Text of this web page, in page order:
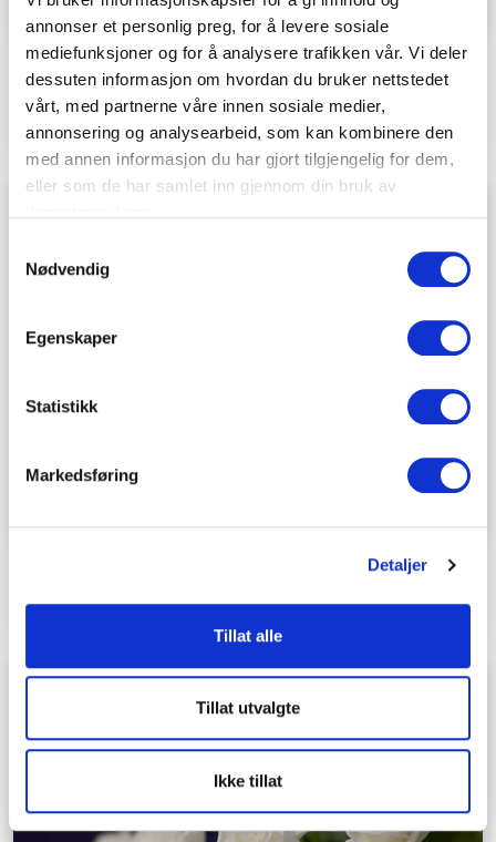
annonser et personlig preg, for å levere sosiale
mediefunksjoner og for å analysere trafikken vår. Vi deler
dessuten informasjon om hvordan du bruker nettstedet
vårt, med partnerne våre innen sosiale medier,
annonsering og analysearbeid, som kan kombinere den
med annen informasjon du har gjort tilgjengelig for dem,
eller som de har samlet inn gjennom din bruk av
Nødvendig
Egenskaper
Statistikk
Markedsføring
Detaljer
Tillat alle
Tillat utvalgte
Ikke tillat
Hvordan håndtere sosiale medier når
noen dør?